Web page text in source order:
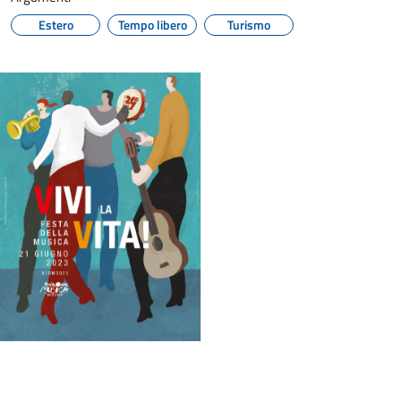
Estero Tempo libero Turismo